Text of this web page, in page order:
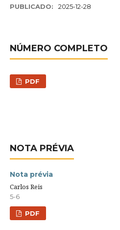
PUBLICADO: 2025-12-28
NÚMERO COMPLETO
PDF
NOTA PRÉVIA
Nota prévia
Carlos Reis
5-6
PDF